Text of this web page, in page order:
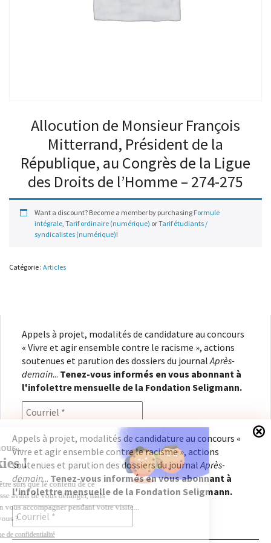
Allocution de Monsieur François
Mitterrand, Président de la
République, au Congrès de la Ligue
des Droits de l’Homme – 274-275
Want a discount? Become a member by purchasing Formule
intégrale, Tarif ordinaire (numérique) orTarif étudiants /
syndicalistes (numérique)!
Catégorie : Articles
Appels à projet, modalités de candidature au concours
« Vivre et agir ensemble contre le racisme », actions
soutenues et parution des dossiers du journalAprès-
demain... Tenez-vous informés en vous abonnant à
l'infolettre mensuelle de la Fondation Seligmann.
En renseignant votre adresse électronique, vous
consentez à recevoir l'infolettre de la Fondation
Seligmann, conformément à notrepolitique de
confidentialité. Il vous sera possible de vous
désabonner à tout moment.
Appels à projet, modalités de candidature au concours «
Vivre et agir ensemble contre le racisme », actions
soutenues et parution des dossiers du journalAprès-
demain... Tenez-vous informés en vous abonnant à
l'infolettre mensuelle de la Fondation Seligmann.